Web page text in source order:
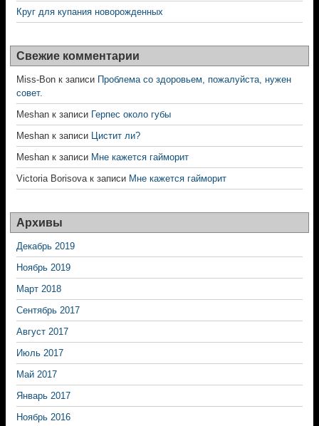
Круг для купания новорожденных
Свежие комментарии
Miss-Bon к записи Проблема со здоровьем, пожалуйста, нужен
совет.
Meshan к записи Герпес около губы
Meshan к записи Цистит ли?
Meshan к записи Мне кажется гайморит
Victoria Borisovaк записи Мне кажется гайморит
Архивы
Декабрь 2019
Ноябрь 2019
Март 2018
Сентябрь 2017
Август 2017
Июль 2017
Май 2017
Январь 2017
Ноябрь 2016